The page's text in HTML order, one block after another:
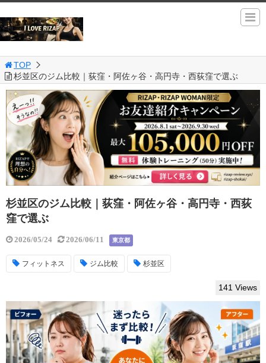
TOP
杉並区のジム比較｜荻窪・阿佐ヶ谷・高円寺・西荻窪で選ぶ
杉並区のジム比較｜荻窪・阿佐ヶ谷・高円寺・西荻
窪で選ぶ
2026/05/24 2026/06/11 東京都
フィットネス ジム比較 杉並区
141 Views